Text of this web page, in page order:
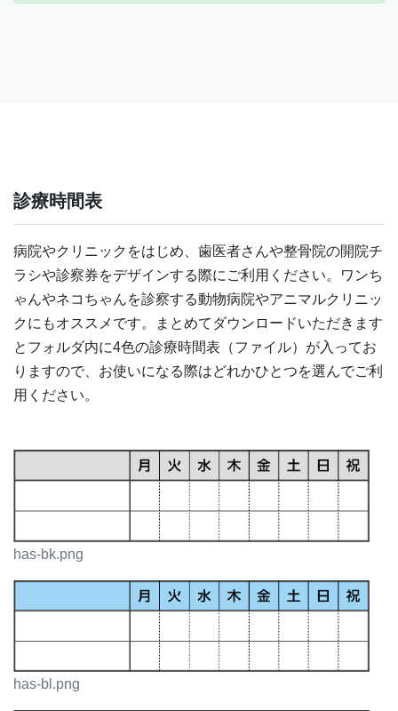
診療時間表
病院やクリニックをはじめ、歯医者さんや整骨院の開院チ
ラシや診察券をデザインする際にご利用ください。ワンち
ゃんやネコちゃんを診察する動物病院やアニマルクリニッ
クにもオススメです。まとめてダウンロードいただきます
とフォルダ内に4色の診療時間表（ファイル）が入ってお
りますので、お使いになる際はどれかひとつを選んでご利
用ください。
has-bk.png
has-bl.png